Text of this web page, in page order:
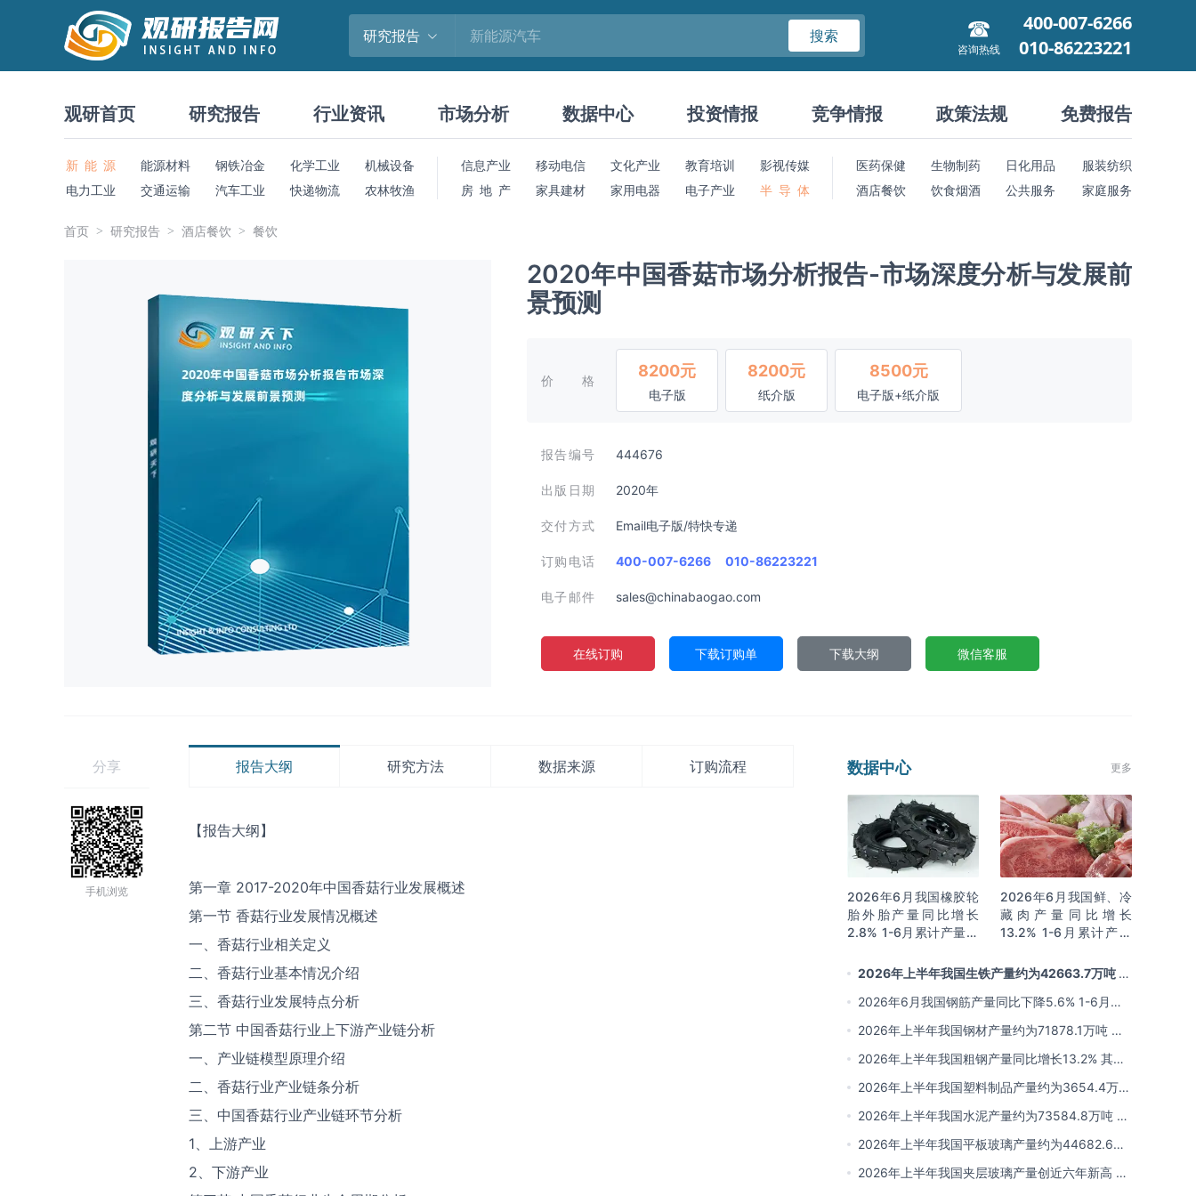
研究报告 搜索
咨询热线
400-007-6266
010-86223221
观研首页 研究报告 行业资讯 市场分析 数据中心 投资情报 竞争情报 政策法规 免费报告
新 能 源 能源材料 钢铁冶金 化学工业
机械设备
电力工业
交通运输 汽车工业 快递物流 农林牧渔
信息产业 移动电信 文化产业 教育培训
影视传媒
房 地 产
家具建材 家用电器 电子产业 半 导 体
医药保健 生物制药 日化用品
服装纺织
酒店餐饮
饮食烟酒 公共服务 家庭服务
首页 研究报告 酒店餐饮 餐饮
2020年中国香菇市场分析报告-市场深度分析与发展前
景预测
价格
8200元
电子版
8200元
纸介版
8500元
电子版+纸介版
报告编号 444676
出版日期 2020年
交付方式 Email电子版/特快专递
订购电话 400-007-6266 010-86223221
电子邮件 sales@chinabaogao.com
在线订购 下载订购单 下载大纲 微信客服
分享
手机浏览
报告大纲 研究方法 数据来源 订购流程
【报告大纲】
第一章 2017-2020年中国香菇行业发展概述
第一节 香菇行业发展情况概述
一、香菇行业相关定义
二、香菇行业基本情况介绍
三、香菇行业发展特点分析
第二节 中国香菇行业上下游产业链分析
一、产业链模型原理介绍
二、香菇行业产业链条分析
三、中国香菇行业产业链环节分析
1、上游产业
2、下游产业
数据中心 更多
2026年6月我国橡胶轮
胎外胎产量同比增长
2.8% 1-6月累计产量同
2026年6月我国鲜、冷
藏肉产量同比增长
13.2% 1-6月累计产量
2026年上半年我国生铁产量约为42663.7万吨 同
比下降2.8% 其中河北产量占比22.7%排名第一
2026年6月我国钢筋产量同比下降5.6% 1-6月累
计产量同比下降10.7%
2026年上半年我国钢材产量约为71878.1万吨 同
比下降0.9% 其中河北以超亿吨产量排名第一
2026年上半年我国粗钢产量同比增长13.2% 其中
河北产量占比21.5%位居首位
2026年上半年我国塑料制品产量约为3654.4万吨
其中江苏、浙江产量分别占比18.9%、16.0%
2026年上半年我国水泥产量约为73584.8万吨 同
比下降8% 其中广东、浙江和安徽分别排名前三
2026年上半年我国平板玻璃产量约为44682.6万
重量箱 同比下降5.7% 其中河北产量最多 占比
2026年上半年我国夹层玻璃产量创近六年新高 约